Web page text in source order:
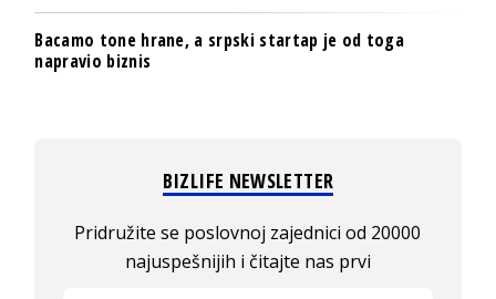
Bacamo tone hrane, a srpski startap je od toga
napravio biznis
BIZLIFE NEWSLETTER
Pridružite se poslovnoj zajednici od 20000
najuspešnijih i čitajte nas prvi